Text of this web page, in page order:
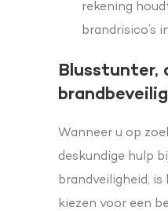
rekening
brandrisico’s
Blusstunter,
Wanneer u op
deskundige hulp
brandveiligheid,
kiezen voor een